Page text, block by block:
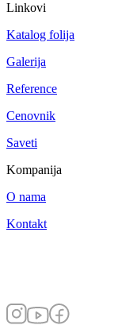
Linkovi
Katalog folija
Galerija
Reference
Cenovnik
Saveti
Kompanija
O nama
Kontakt